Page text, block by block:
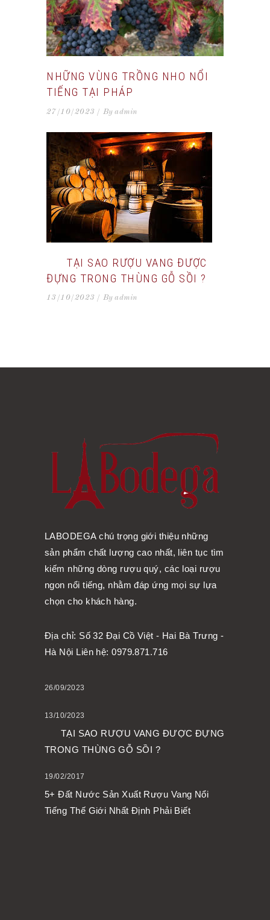
NHỮNG VÙNG TRỒNG NHO NỔI
TIẾNG TẠI PHÁP
27/10/2023 By admin
TẠI SAO RƯỢU VANG ĐƯỢC
ĐỰNG TRONG THÙNG GỖ SỒI ?
13/10/2023 By admin
LABODEGA chú trọng giới thiệu những
sản phẩm chất lượng cao nhất, liên tục tìm
kiếm những dòng rượu quý, các loại rượu
ngon nổi tiếng, nhằm đáp ứng mọi sự lựa
chọn cho khách hàng.
Địa chỉ: Số 32 Đại Cồ Việt - Hai Bà Trưng -
Hà Nội Liên hệ: 0979.871.716
26/09/2023
13/10/2023
TẠI SAO RƯỢU VANG ĐƯỢC ĐỰNG
TRONG THÙNG GỖ SỒI ?
19/02/2017
5+ Đất Nước Sản Xuất Rượu Vang Nổi
Tiếng Thế Giới Nhất Định Phải Biết